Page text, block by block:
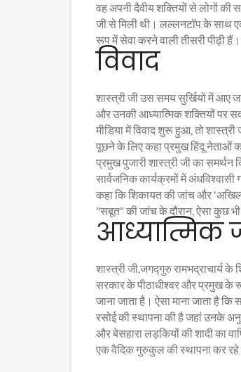
वह अपनी दैवीय शक्तियों से लोगों की
जी से मिली थी। लल्लनटॉप के साथ
रूप में सेवा करने वाली तीसरी पीढ़ी हैं।
विवाद
शास्त्री जी उस समय सुर्खियों में आए
और उनकी आध्यात्मिक शक्तियों पर
मीडिया में विवाद शुरू हुआ, तो
पूछने के लिए कहा प्रमुख हिंदू नेताओं
प्रमुख पुजारी शास्त्री जी का
सार्वजनिक कार्यक्रमों में
कहा कि शिकायत की जांच और 'अखिल
"सबूत" की जांच के दौरान, ऐसा कुछ भी
आध्यात्मिक
शास्त्री जी,जगद्गुरु रामभद्राचार्य
सरकार के पीठाधीश्वर और प्रमुख के
जाना जाता है। ऐसा माना जाता है
रसोई की स्थापना की है जहां उनके
और बेसहारा लड़कियों की शादी का
एक वैदिक गुरुकुल की स्थापना कर रहे